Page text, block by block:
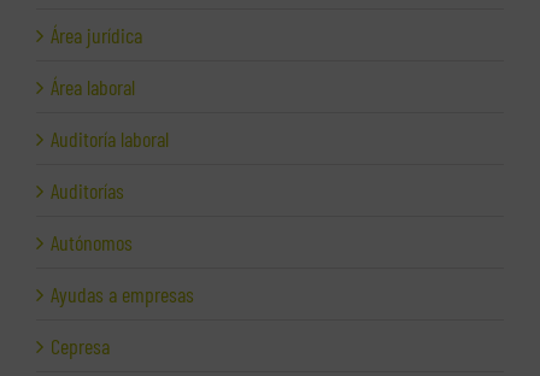
Área jurídica
Área laboral
Auditoría laboral
Auditorías
Autónomos
Ayudas a empresas
Cepresa